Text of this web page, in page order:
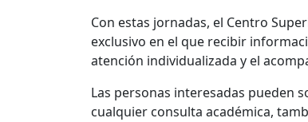
Con estas jornadas, el Centro
exclusivo en el que recibir
atención individualizada y el
Las personas interesadas pueden
cualquier consulta académica,